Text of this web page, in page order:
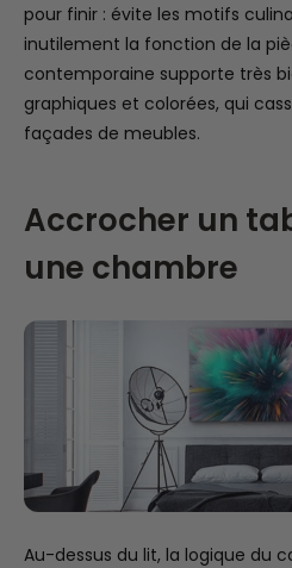
pour finir : évite les motifs
inutilement la fonction de la
contemporaine supporte très
graphiques et colorées, qui
façades de meubles.
Accrocher un
une chambre
Au-dessus du lit, la logique du